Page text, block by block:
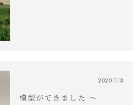
2020.11.13
模型ができました 〜